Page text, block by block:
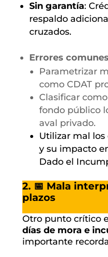
Sin garantía:
respaldo
cruzados.
Errores comunes
Parametrizar
como CDAT
Clasificar
fondo público
aval privado.
Utilizar mal
y su impacto
Dado el
2. 📅 Mala
plazos
Otro punto crítico
días de mora e
importante